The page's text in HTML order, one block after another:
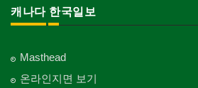
캐나다 한국일보
Masthead
온라인지면 보기